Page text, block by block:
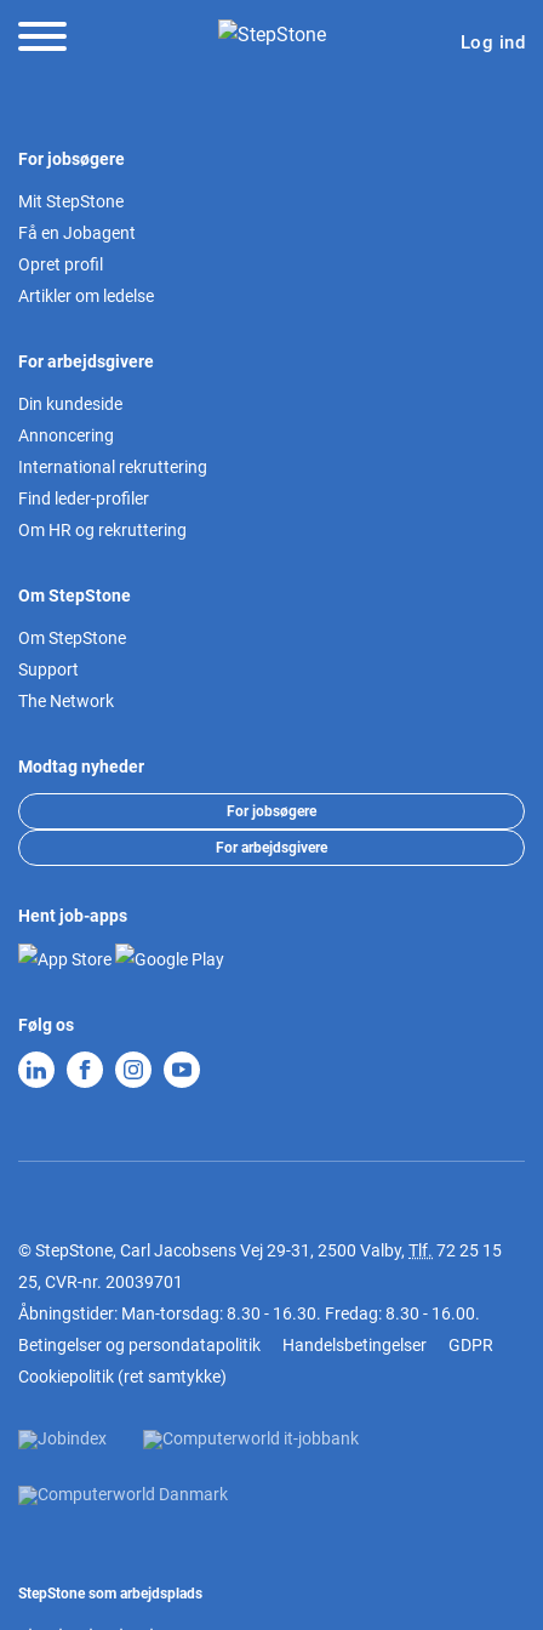
Log ind
For jobsøgere
Mit StepStone
Få en Jobagent
Opret profil
Artikler om ledelse
For arbejdsgivere
Din kundeside
Annoncering
International rekruttering
Find leder-profiler
Om HR og rekruttering
Om StepStone
Om StepStone
Support
The Network
Modtag nyheder
For jobsøgere
For arbejdsgivere
Hent job-apps
Følg os
© StepStone, Carl Jacobsens Vej 29-31, 2500 Valby, Tlf. 72 25 15
25, CVR-nr. 20039701
Åbningstider: Man-torsdag: 8.30 - 16.30. Fredag: 8.30 - 16.00.
Betingelser og persondatapolitik
Handelsbetingelser
GDPR
Cookiepolitik (ret samtykke)
StepStone som arbejdsplads